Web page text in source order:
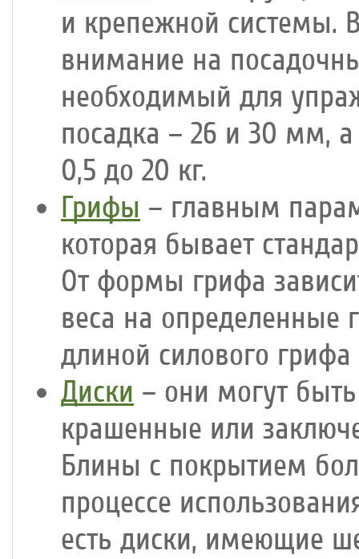
и крепежной системы.
внимание на
необходимый для
посадка – 26 и 30 мм,
0,5 до 20 кг.
Грифы – главным
которая бывает
От формы грифа
веса на
длиной силового грифа
Диски – они могут
крашенные или
Блины с покрытием
процессе
есть диски, имеющие